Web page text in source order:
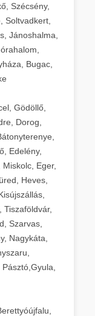
Szécsény,
Soltvadkert,
Jánoshalma,
Bugac,
Gödöllő,
Dorog,
Edelény,
Eger,
Heves,
Szarvas,
Nagykáta,